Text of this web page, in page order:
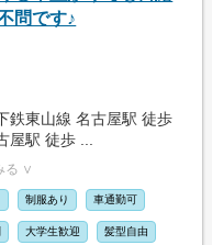
問です♪
鉄東山線 名古屋駅 徒歩
駅 徒歩 ...
る ∨
制服あり 車通勤可
大学生歓迎 髪型自由